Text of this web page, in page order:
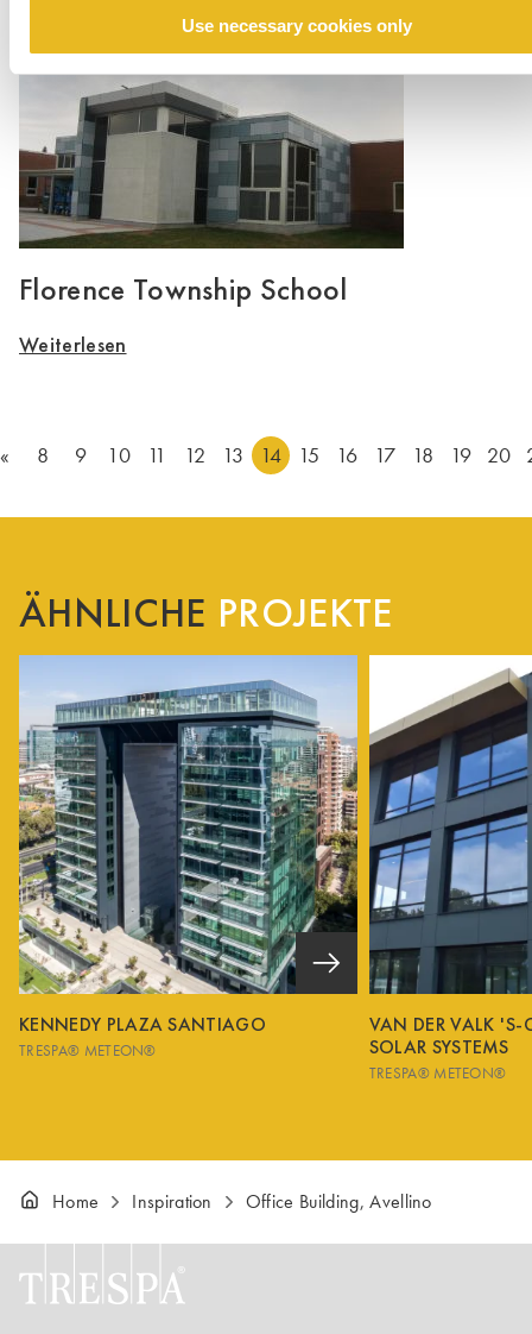
Use necessary cookies only
Florence Township School
Weiterlesen
« 8 9 10 11 12 13 14 15 16 17 18 19 20
ÄHNLICHE PROJEKTE
KENNEDY PLAZA SANTIAGO
TRESPA® METEON®
VAN DER VALK 'S-
SOLAR SYSTEMS
TRESPA® METEON®
Home Inspiration Office Building, Avellino